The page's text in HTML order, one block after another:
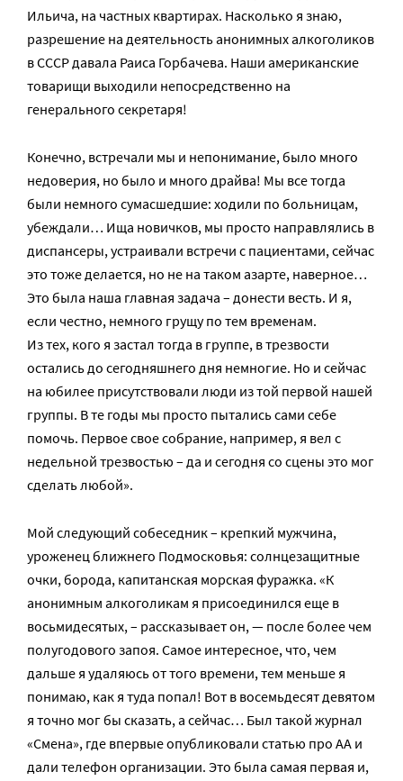
Ильича, на частных квартирах. Насколько я знаю,
разрешение на деятельность анонимных алкоголиков
в СССР давала Раиса Горбачева. Наши американские
товарищи выходили непосредственно на
генерального секретаря!
Конечно, встречали мы и непонимание, было много
недоверия, но было и много драйва! Мы все тогда
были немного сумасшедшие: ходили по больницам,
убеждали… Ища новичков, мы просто направлялись в
диспансеры, устраивали встречи с пациентами, сейчас
это тоже делается, но не на таком азарте, наверное…
Это была наша главная задача – донести весть. И я,
если честно, немного грущу по тем временам.
Из тех, кого я застал тогда в группе, в трезвости
остались до сегодняшнего дня немногие. Но и сейчас
на юбилее присутствовали люди из той первой нашей
группы. В те годы мы просто пытались сами себе
помочь. Первое свое собрание, например, я вел с
недельной трезвостью – да и сегодня со сцены это мог
сделать любой».
Мой следующий собеседник – крепкий мужчина,
уроженец ближнего Подмосковья: солнцезащитные
очки, борода, капитанская морская фуражка. «К
анонимным алкоголикам я присоединился еще в
восьмидесятых, – рассказывает он, — после более чем
полугодового запоя. Самое интересное, что, чем
дальше я удаляюсь от того времени, тем меньше я
понимаю, как я туда попал! Вот в восемьдесят девятом
я точно мог бы сказать, а сейчас… Был такой журнал
«Смена», где впервые опубликовали статью про АА и
дали телефон организации. Это была самая первая и,